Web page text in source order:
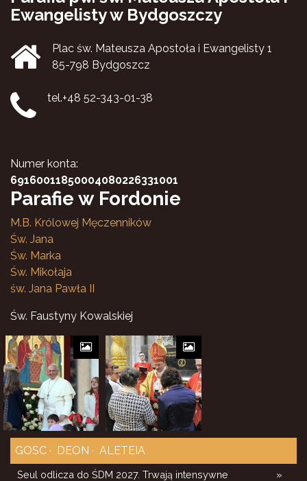
Ewangelisty w Bydgoszczy
Plac św. Mateusza Apostoła i Ewangelisty 1
85-798 Bydgoszcz
tel.+48 52-343-01-38
Numer konta:
69160011850004080226331001
Parafie w Fordonie
M.B. Królowej Męczenników
Św. Jana
Św. Marka
Św. Mikołaja
św. Jana Pawła II
Św. Faustyny Kowalskiej
GOSC DEON ALETEIA
»
Seul odlicza do ŚDM 2027. Trwają intensywne